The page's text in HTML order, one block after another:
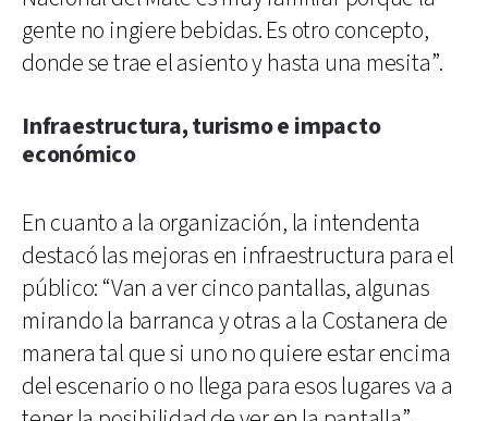
gente no ingiere bebidas. Es otro concepto,
donde se trae el asiento y hasta una mesita”.
Infraestructura, turismo e impacto
económico
En cuanto a la organización, la intendenta
destacó las mejoras en infraestructura para el
público: “Van a ver cinco pantallas, algunas
mirando la barranca y otras a la Costanera de
manera tal que si uno no quiere estar encima
del escenario o no llega para esos lugares va a